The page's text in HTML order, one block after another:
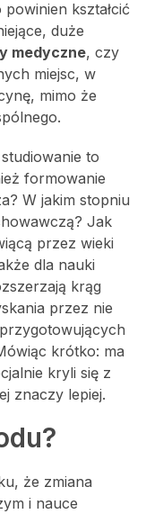
kształcić
duże
medyczne, czy
miejsc, w
mimo że
to
formowanie
W jakim stopniu
Jak
przez wieki
dla nauki
krąg
przez nie
krótko: ma
kryli się z
znaczy lepiej.
że zmiana
i nauce